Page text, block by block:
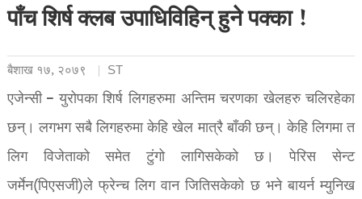
पाँच शिर्ष क्लब उपाधिविहिन् हुने पक्का !
बैशाख १७, २०७९ ST
एजेन्सी – युरोपका शिर्ष लिगहरुमा अन्तिम चरणका खेलहरु चलिरहेका
छन्। लगभग सबै लिगहरुमा केहि खेल मात्रै बाँकी छन्। केहि लिगमा त
लिग विजेताको समेत टुंगो लागिसकेको छ। पेरिस सेन्ट
जर्मेन(पिएसजी)ले फ्रेन्च लिग वान जितिसकेको छ भने बायर्न म्युनिख